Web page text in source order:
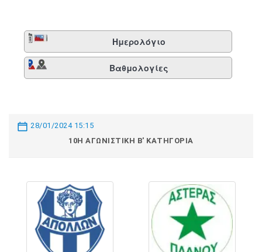
Ημερολόγιο
Βαθμολογίες
28/01/2024 15:15
10Η ΑΓΩΝΙΣΤΙΚΉ Β' ΚΑΤΗΓΟΡΊΑ